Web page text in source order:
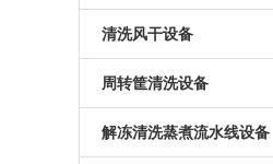
巴氏杀菌机灭菌设备
饮料罐头巴氏杀菌灭菌机
巴氏杀菌风干烘干流水线
灭菌盘灭菌筐灭菌笼屉
消毒盘消毒盒消毒筐
杀菌托盘杀菌笼杀菌篮
包装袋清洗机设备
酸菜清洗机
玉米清洗机
竹笋加工设备
洗菜机
清洗风干设备
清洗烘干流水线
气泡清洗机
周转筐清洗设备
筐子清洗风干烘干
解冻清洗蒸煮流水线设备